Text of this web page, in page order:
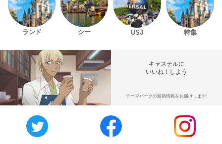
ランド シー USJ 特集
キャステルに
いいね！しよう
テーマパークの最新情報をお届けします!